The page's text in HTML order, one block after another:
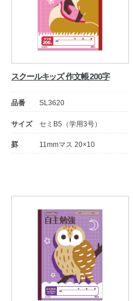
スクールキッズ 作文帳 200字
品番 SL3620
サイズ セミB5（学用3号）
罫 11mmマス 20×10